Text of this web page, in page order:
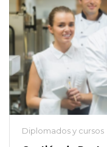
Diplomados y cursos